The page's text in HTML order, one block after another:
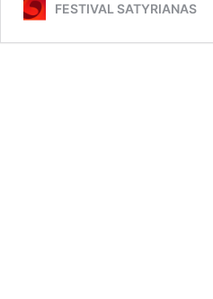
FESTIVAL SATYRIANAS